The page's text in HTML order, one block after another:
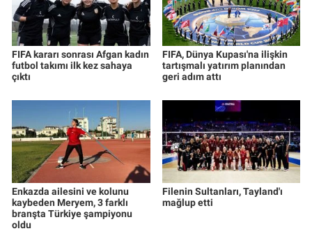
FIFA kararı sonrası Afgan kadın
futbol takımı ilk kez sahaya
çıktı
FIFA, Dünya Kupası'na ilişkin
tartışmalı yatırım planından
geri adım attı
Enkazda ailesini ve kolunu
kaybeden Meryem, 3 farklı
branşta Türkiye şampiyonu
oldu
Filenin Sultanları, Tayland'ı
mağlup etti